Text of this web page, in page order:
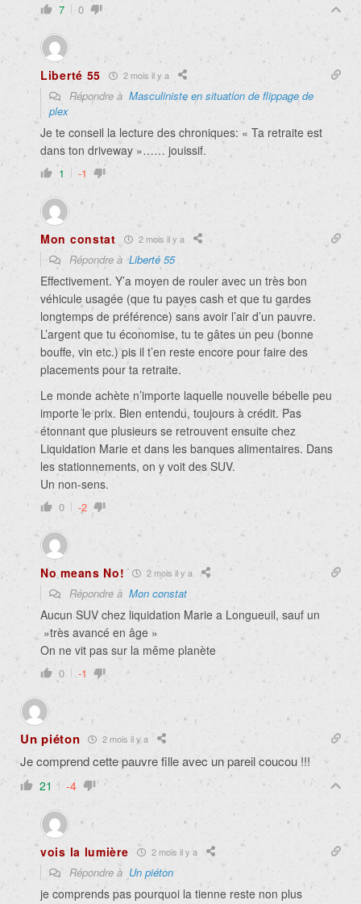
7 0
Liberté 55 2 mois il y a
Répondre à Masculiniste en situation de flippage de
plex
Je te conseil la lecture des chroniques: « Ta retraite est
dans ton driveway »…… jouissif.
1 -1
Mon constat 2 mois il y a
Répondre àLiberté 55
Effectivement. Y’a moyen de rouler avec un très bon
véhicule usagée (que tu payes cash et que tu gardes
longtemps de préférence) sans avoir l’air d’un pauvre.
L’argent que tu économise, tu te gâtes un peu (bonne
bouffe, vin etc.) pis il t’en reste encore pour faire des
placements pour ta retraite.
Le monde achète n’importe laquelle nouvelle bébelle peu
importe le prix. Bien entendu, toujours à crédit. Pas
étonnant que plusieurs se retrouvent ensuite chez
Liquidation Marie et dans les banques alimentaires. Dans
les stationnements, on y voit des SUV.
Un non-sens.
0 -2
No means No! 2 mois il y a
Répondre à Mon constat
Aucun SUV chez liquidation Marie a Longueuil, sauf un
»très avancé en âge »
On ne vit pas sur la même planète
0 -1
Un piéton 2 mois il y a
Je comprend cette pauvre fille avec un pareil coucou !!!
21 -4
vois la lumière 2 mois il y a
Répondre à Un piéton
je comprends pas pourquoi la tienne reste non plus